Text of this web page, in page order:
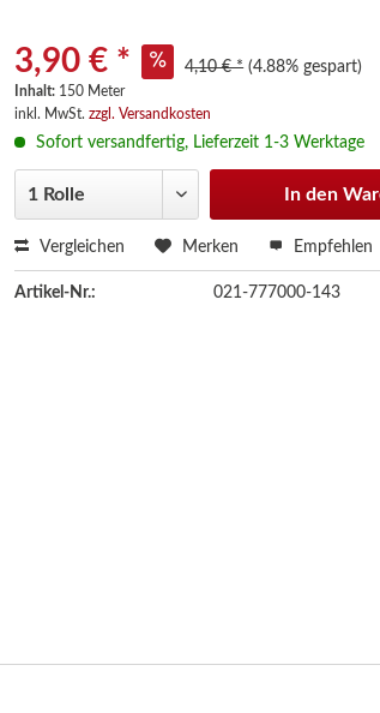
3,90 € * 4,10 € * (4.88% gespart)
Inhalt: 150 Meter
inkl. MwSt.zzgl. Versandkosten
Sofort versandfertig, Lieferzeit 1-3 Werktage
In den
Vergleichen Merken Empfehlen
Artikel-Nr.: 021-777000-143